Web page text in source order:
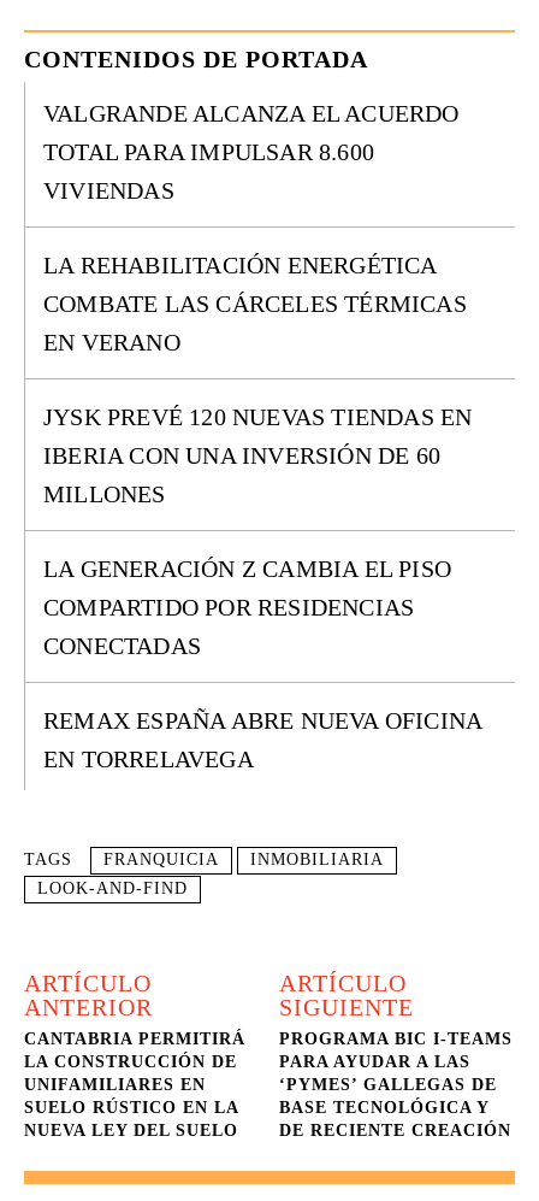
CONTENIDOS DE PORTADA
VALGRANDE ALCANZA EL ACUERDO
TOTAL PARA IMPULSAR 8.600
VIVIENDAS
LA REHABILITACIÓN ENERGÉTICA
COMBATE LAS CÁRCELES TÉRMICAS
EN VERANO
JYSK PREVÉ 120 NUEVAS TIENDAS EN
IBERIA CON UNA INVERSIÓN DE 60
MILLONES
LA GENERACIÓN Z CAMBIA EL PISO
COMPARTIDO POR RESIDENCIAS
CONECTADAS
REMAX ESPAÑA ABRE NUEVA OFICINA
EN TORRELAVEGA
TAGS FRANQUICIA
INMOBILIARIA
LOOK-AND-FIND
ARTÍCULO
ANTERIOR
CANTABRIA PERMITIRÁ
LA CONSTRUCCIÓN DE
UNIFAMILIARES EN
SUELO RÚSTICO EN LA
NUEVA LEY DEL SUELO
ARTÍCULO
SIGUIENTE
PROGRAMA BIC I-TEAMS
PARA AYUDAR A LAS
‘PYMES’ GALLEGAS DE
BASE TECNOLÓGICA Y
DE RECIENTE CREACIÓN